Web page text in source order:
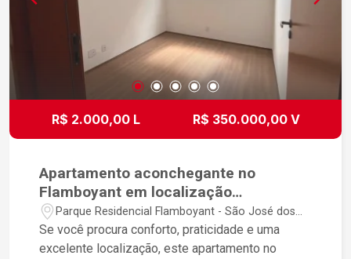
R$ 2.000,00 L R$ 350.000,00 V
Apartamento aconchegante no
Flamboyant em localização
privilegiada
Parque Residencial Flamboyant - São José dos
Campos/SP
Se você procura conforto, praticidade e uma
excelente localização, este apartamento no